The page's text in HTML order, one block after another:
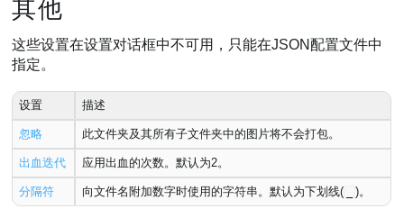
其他
这些设置在设置对话框中不可用，只能在JSON配置文件中
指定。
设置 描述
忽略 此文件夹及其所有子文件夹中的图片将不会打包。
出血迭代 应用出血的次数。默认为2。
分隔符 向文件名附加数字时使用的字符串。默认为下划线( )。